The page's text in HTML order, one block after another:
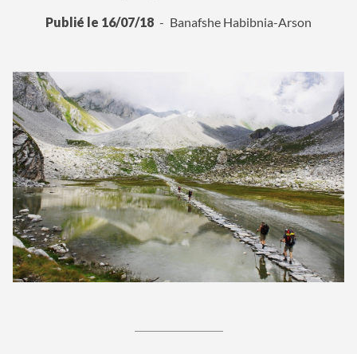
Publié le 16/07/18 Banafshe Habibnia-Arson